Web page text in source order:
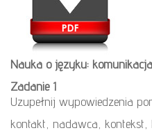
Nauka o języku:
Zadanie 1
Uzupełnij wypowiedzenia
kontakt, nadawca,